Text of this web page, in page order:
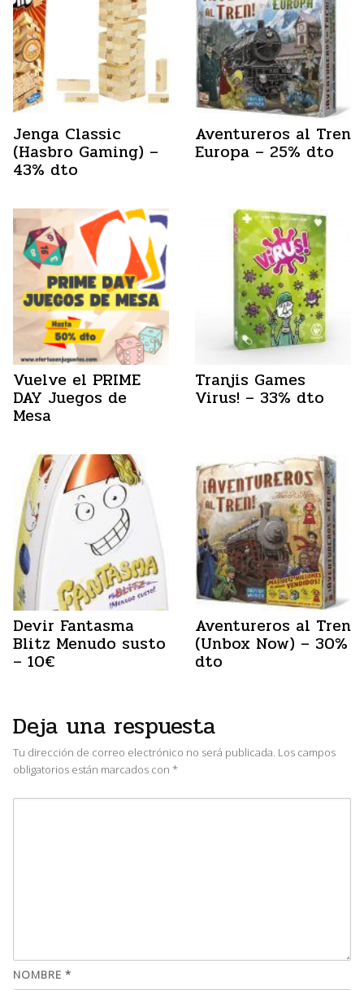
Jenga Classic
(Hasbro Gaming) –
43% dto
Aventureros al Tren
Europa – 25% dto
Vuelve el PRIME
DAY Juegos de
Mesa
Tranjis Games
Virus! – 33% dto
Devir Fantasma
Blitz Menudo susto
– 10€
Aventureros al Tren
(Unbox Now) – 30%
dto
Deja una respuesta
Tu dirección de correo electrónico no será publicada. Los campos
obligatorios están marcados con *
NOMBRE *